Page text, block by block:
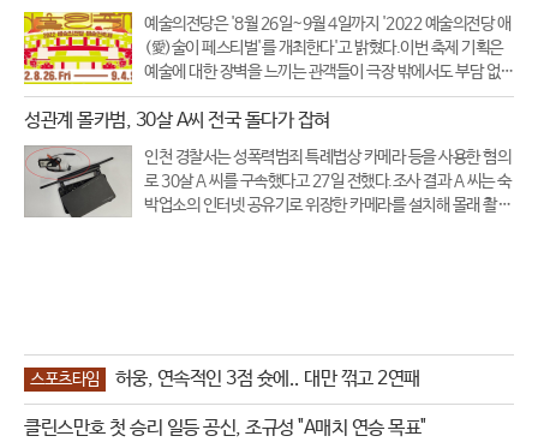
예술의전당은 '8월 26일~9월 4일까지 '2022 예술의전당 애
(愛)술이 페스티벌'를 개최한다'고 밝혔다.이번 축제 기획은
예술에 대한 장벽을 느끼는 관객들이 극장 밖에서도 부담 없이
즐길 수 있는 축제를 콘셉트로 기획됐다.축제 기간 동안 개최
되는 모든 공연과 상영은 무료이다.총 10일간 예술의전당 야
외광장 곳곳에서 야
성관계 몰카범, 30살 A씨 전국 돌다가 잡혀
인천 경찰서는 성폭력범죄 특례법상 카메라 등을 사용한 혐의
로 30살 A 씨를 구속했다고 27일 전했다.조사 결과 A 씨는 숙
박업소의 인터넷 공유기로 위장한 카메라를 설치해 몰래 촬영
스포츠타임 허웅, 연속적인 3점 슛에.. 대만 꺾고 2연패
클린스만호 첫 승리 일등 공신, 조규성 "A매치 연승 목표"